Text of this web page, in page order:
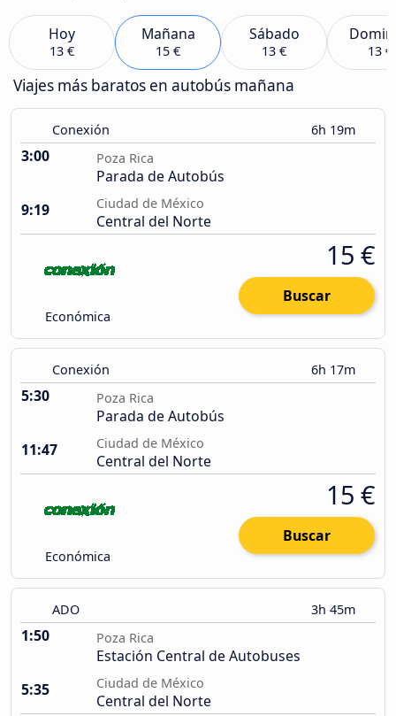
Hoy
13 €
Mañana
15 €
Sábado
13 € 13 €
Viajes más baratos en autobús mañana
Conexión 6h 19m
3:00 Poza Rica
Parada de Autobús
9:19
Ciudad de México
Central del Norte
Económica
15 €
Buscar
Conexión 6h 17m
5:30 Poza Rica
Parada de Autobús
11:47
Ciudad de México
Central del Norte
Económica
15 €
Buscar
ADO 3h 45m
1:50 Poza Rica
Estación Central de Autobuses
5:35
Ciudad de México
Central del Norte